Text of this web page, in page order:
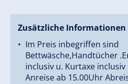
Zusätzlich bieten wir
Skiabstellraum, um deine
möglich zu gestalten. Bei uns
erlaubt , damit jeder Gast die
wirst du das kleine Paradies
Auszeit kennenlernen.
Zusätzliche Informationen
Im Preis inbegriffen sind
Bettwäsche,Handtücher
inclusiv u. Kurtaxe inclusiv
Anreise ab 15.00Uhr